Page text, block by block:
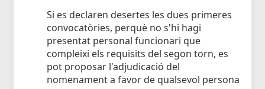
Si es declaren desertes les dues primeres
convocatòries, perquè no s'hi hagi
presentat personal funcionari que
compleixi els requisits del segon torn, es
pot proposar l'adjudicació del
nomenament a favor de qualsevol persona